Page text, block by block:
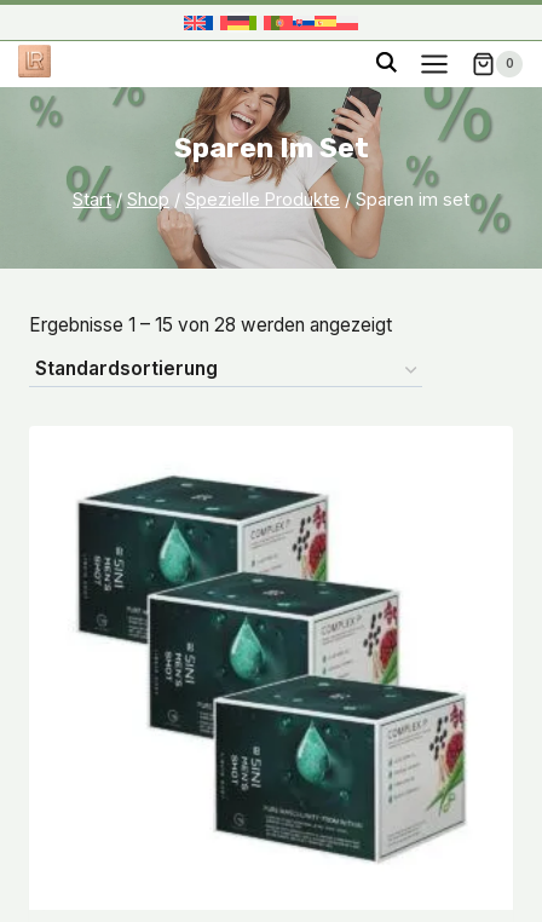
Inhalt
springen
0
Sparen Im Set
Start / Shop / Spezielle Produkte / Sparen im set
Ergebnisse 1 – 15 von 28 werden angezeigt